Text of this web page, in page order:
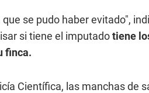
se pudo haber evitado",
si tiene el imputadotiene
finca.
Científica, las manchas de